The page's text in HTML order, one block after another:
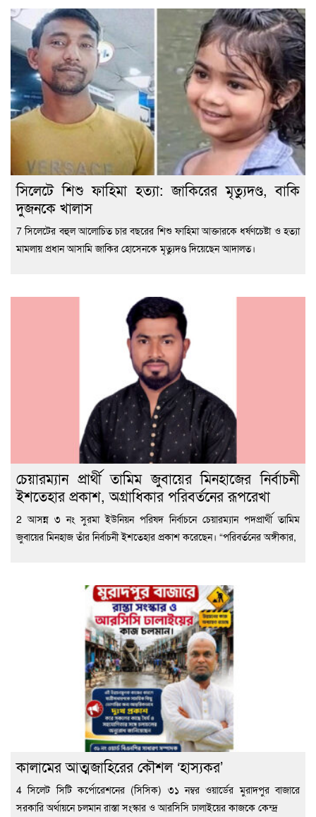
সিলেটে শিশু ফাহিমা হত্যা: জাকিরের মৃত্যুদণ্ড, বাকি
দুজনকে খালাস
7 সিলেটের বহুল আলোচিত চার বছরের শিশু ফাহিমা আক্তারকে ধর্ষণচেষ্টা ও হত্যা
মামলায় প্রধান আসামি জাকির হোসেনকে মৃত্যুদণ্ড দিয়েছেন আদালত।
চেয়ারম্যান প্রার্থী তামিম জুবায়ের মিনহাজের নির্বাচনী
ইশতেহার প্রকাশ, অগ্রাধিকার পরিবর্তনের রূপরেখা
2 আসন্ন ৩ নং সুরমা ইউনিয়ন পরিষদ নির্বাচনে চেয়ারম্যান পদপ্রার্থী তামিম
জুবায়ের মিনহাজ তাঁর নির্বাচনী ইশতেহার প্রকাশ করেছেন। “পরিবর্তনের অঙ্গীকার,
কালামের আত্মজাহিরের কৌশল ‘হাস্যকর’
4 সিলেট সিটি কর্পোরেশনের (সিসিক) ৩১ নম্বর ওয়ার্ডের মুরাদপুর বাজারে
সরকারি অর্থায়নে চলমান রাস্তা সংস্কার ও আরসিসি ঢালাইয়ের কাজকে কেন্দ্র